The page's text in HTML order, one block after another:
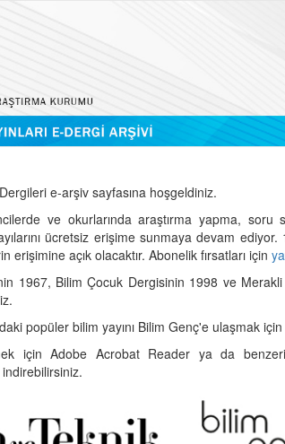
e-arşiv sayfasına hoşgeldiniz.
ve okurlarında araştırma yapma,
ücretsiz erişime sunmaya devam
erişimine açık olacaktır. Abonelik fırsatları için
1967, Bilim Çocuk Dergisinin 1998 ve
popüler bilim yayını Bilim Genç'e ulaşmak için
için Adobe Acrobat Reader ya da